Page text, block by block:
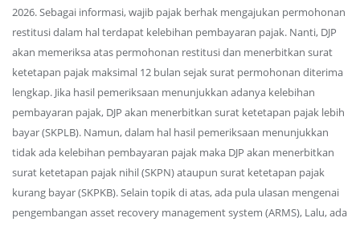
2026. Sebagai informasi, wajib pajak berhak mengajukan permohonan
restitusi dalam hal terdapat kelebihan pembayaran pajak. Nanti, DJP
akan memeriksa atas permohonan restitusi dan menerbitkan surat
ketetapan pajak maksimal 12 bulan sejak surat permohonan diterima
lengkap. Jika hasil pemeriksaan menunjukkan adanya kelebihan
pembayaran pajak, DJP akan menerbitkan surat ketetapan pajak lebih
bayar (SKPLB). Namun, dalam hal hasil pemeriksaan menunjukkan
tidak ada kelebihan pembayaran pajak maka DJP akan menerbitkan
surat ketetapan pajak nihil (SKPN) ataupun surat ketetapan pajak
kurang bayar (SKPKB). Selain topik di atas, ada pula ulasan mengenai
pengembangan asset recovery management system (ARMS), Lalu, ada